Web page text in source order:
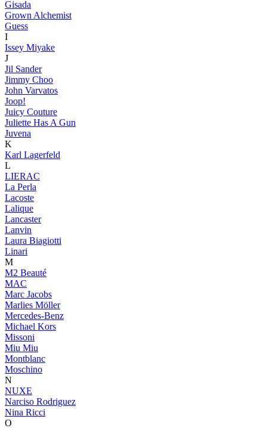
Gisada
Grown Alchemist
Guess
I
Issey Miyake
J
Jil Sander
Jimmy Choo
John Varvatos
Joop!
Juicy Couture
Juliette Has A Gun
Juvena
K
Karl Lagerfeld
L
LIERAC
La Perla
Lacoste
Lalique
Lancaster
Lanvin
Laura Biagiotti
Linari
M
M2 Beauté
MAC
Marc Jacobs
Marlies Möller
Mercedes-Benz
Michael Kors
Missoni
Miu Miu
Montblanc
Moschino
N
NUXE
Narciso Rodriguez
Nina Ricci
O